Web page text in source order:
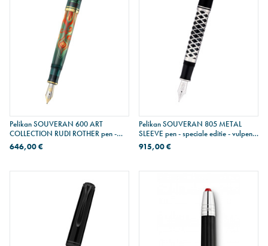
Pelikan SOUVERAN 600 ART
COLLECTION RUDI ROTHER pen -
speciale editie - vulpen M
646,00 €
Pelikan SOUVERAN 805 METAL
SLEEVE pen - speciale editie - vulpen -
M penpunt
915,00 €